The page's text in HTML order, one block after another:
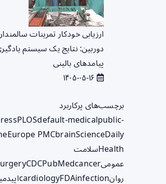
ارزیابی خودکار تمرینات
دوربین: نتایج یک سیستم
پیامدهای بالینی
برچسب‌های پرکاربرد
PLOSdefault-medicalpublic-
Europe PMCbrainScienceDaily
Healthسلامت
عمومی
CDCPubMedcancer
روان
cardiologyFDAinfection